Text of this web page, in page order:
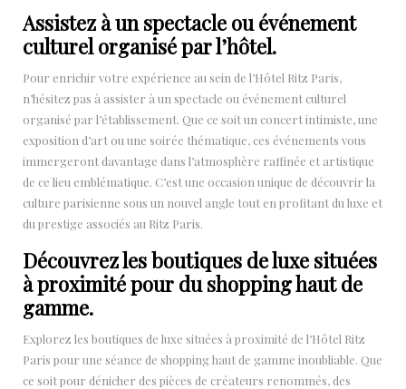
Assistez à un spectacle ou événement
culturel organisé par l’hôtel.
Pour enrichir votre expérience au sein de l’Hôtel Ritz Paris,
n’hésitez pas à assister à un spectacle ou événement culturel
organisé par l’établissement. Que ce soit un concert intimiste, une
exposition d’art ou une soirée thématique, ces événements vous
immergeront davantage dans l’atmosphère raffinée et artistique
de ce lieu emblématique. C’est une occasion unique de découvrir la
culture parisienne sous un nouvel angle tout en profitant du luxe et
du prestige associés au Ritz Paris.
Découvrez les boutiques de luxe situées
à proximité pour du shopping haut de
gamme.
Explorez les boutiques de luxe situées à proximité de l’Hôtel Ritz
Paris pour une séance de shopping haut de gamme inoubliable. Que
ce soit pour dénicher des pièces de créateurs renommés, des